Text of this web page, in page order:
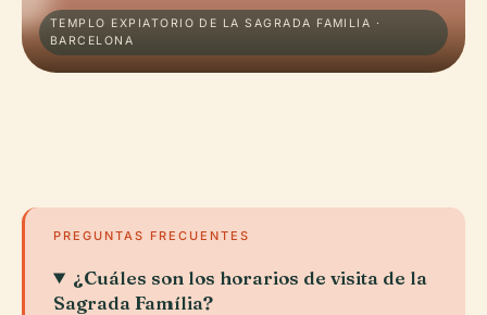
TEMPLO EXPIATORIO DE LA SAGRADA FAMILIA ·
BARCELONA
PREGUNTAS FRECUENTES
¿Cuáles son los horarios de visita de la
Sagrada Família?